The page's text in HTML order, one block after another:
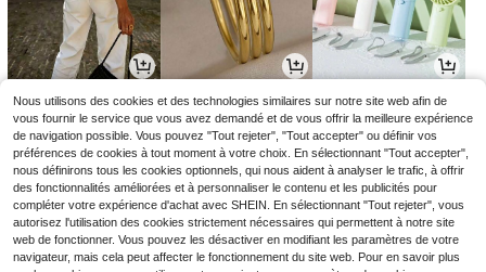
10,39€10,49€ Dès3,13€ Dès 3,98€
Nous utilisons des cookies et des technologies similaires sur notre site web afin de
vous fournir le service que vous avez demandé et de vous offrir la meilleure expérience
de navigation possible. Vous pouvez "Tout rejeter", "Tout accepter" ou définir vos
préférences de cookies à tout moment à votre choix. En sélectionnant "Tout accepter",
nous définirons tous les cookies optionnels, qui nous aident à analyser le trafic, à offrir
des fonctionnalités améliorées et à personnaliser le contenu et les publicités pour
compléter votre expérience d'achat avec SHEIN. En sélectionnant "Tout rejeter", vous
autorisez l'utilisation des cookies strictement nécessaires qui permettent à notre site
web de fonctionner. Vous pouvez les désactiver en modifiant les paramètres de votre
navigateur, mais cela peut affecter le fonctionnement du site web. Pour en savoir plus